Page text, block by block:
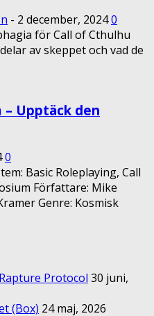
- 2 december, 20240
för Call of Cthulhu
av skeppet och vad de
– Upptäck den
0
Basic Roleplaying, Call
Författare: Mike
Genre: Kosmisk
Protocol 30 juni,
(Box) 24 maj, 2026